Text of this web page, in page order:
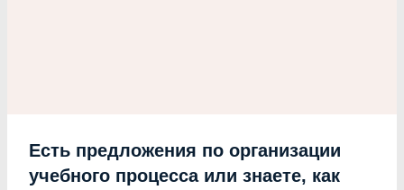
Есть предложения по организации
учебного процесса или знаете, как